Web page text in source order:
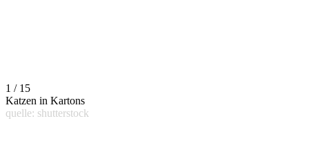
1 / 15
Katzen in Kartons
quelle: shutterstock